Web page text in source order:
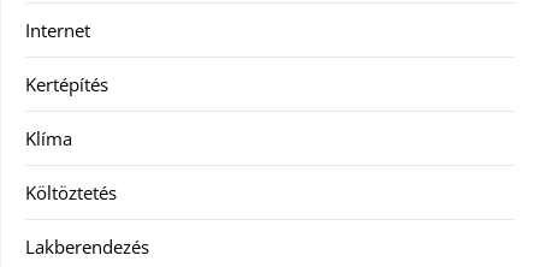
Internet
Kertépítés
Klíma
Költöztetés
Lakberendezés